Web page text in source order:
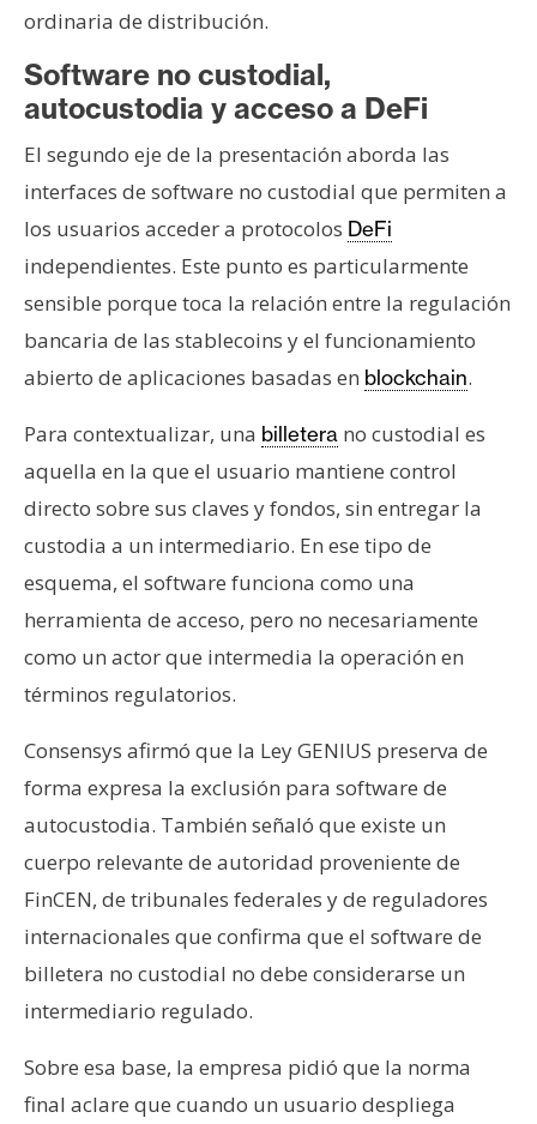
ordinaria de distribución.
Software no custodial,
autocustodia y acceso a DeFi
El segundo eje de la presentación aborda las
interfaces de software no custodial que permiten a
los usuarios acceder a protocolos DeFi
independientes. Este punto es particularmente
sensible porque toca la relación entre la regulación
bancaria de las stablecoins y el funcionamiento
abierto de aplicaciones basadas en blockchain.
Para contextualizar, una billetera no custodial es
aquella en la que el usuario mantiene control
directo sobre sus claves y fondos, sin entregar la
custodia a un intermediario. En ese tipo de
esquema, el software funciona como una
herramienta de acceso, pero no necesariamente
como un actor que intermedia la operación en
términos regulatorios.
Consensys afirmó que la Ley GENIUS preserva de
forma expresa la exclusión para software de
autocustodia. También señaló que existe un
cuerpo relevante de autoridad proveniente de
FinCEN, de tribunales federales y de reguladores
internacionales que confirma que el software de
billetera no custodial no debe considerarse un
intermediario regulado.
Sobre esa base, la empresa pidió que la norma
final aclare que cuando un usuario despliega